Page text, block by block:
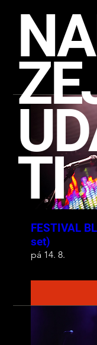
FESTIVAL
set)
pá 14. 8.
TI